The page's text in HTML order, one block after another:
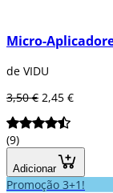
Micro-
de VIDU
3,50 € 2,45 €
(9)
Adicionar
Promoção 3+1!